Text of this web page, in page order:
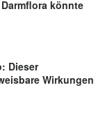
könnte
Dieser
Wirkungen